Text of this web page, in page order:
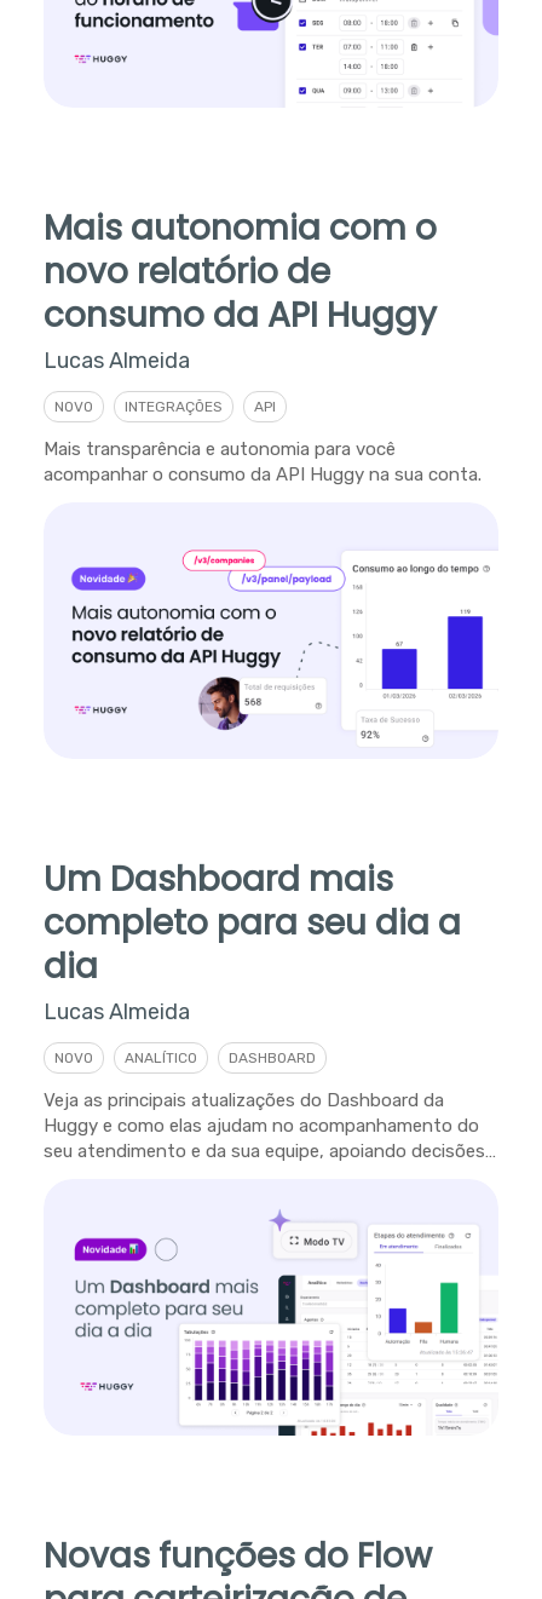
Mais autonomia com o
novo relatório de
consumo da API Huggy
Lucas Almeida
NOVO INTEGRAÇÕES API
Mais transparência e autonomia para você
acompanhar o consumo da API Huggy na sua conta.
Um Dashboard mais
completo para seu dia a
dia
Lucas Almeida
NOVO ANALÍTICO DASHBOARD
Veja as principais atualizações do Dashboard da
Huggy e como elas ajudam no acompanhamento do
seu atendimento e da sua equipe, apoiando decisões
Novas funções do Flow